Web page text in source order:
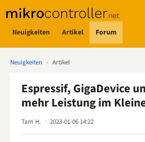
Neuigkeiten Artikel Forum
Neuigkeiten › Artikel
Espressif, GigaDevice
mehr Leistung im
Tam H. 2023-01-06 14:22